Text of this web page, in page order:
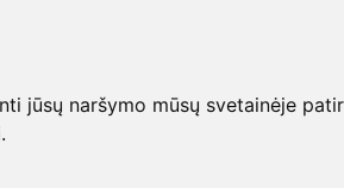
jūsų naršymo mūsų svetainėje